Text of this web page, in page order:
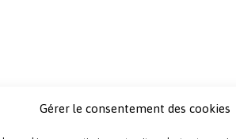
Gérer le consentement des cookies